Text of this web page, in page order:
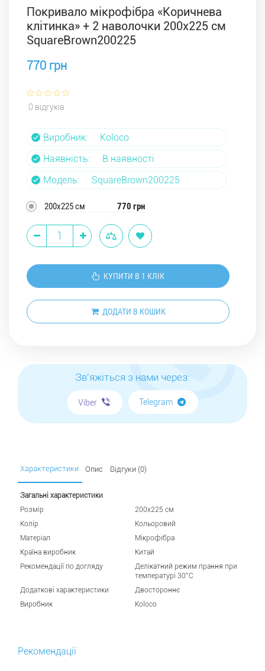
Покривало мікрофібра «Коричнева
клітинка» + 2 наволочки 200х225 см
SquareBrown200225
770 грн
0 відгуків
Виробник:
Koloco
Наявність:
В наявності
Модель:
SquareBrown200225
200х225 см 770 грн
КУПИТИ В 1 КЛІК
ДОДАТИ В КОШИК
Зв'яжіться з нами через:
Viber Telegram
Характеристики Опис Відгуки (0)
Загальні характеристики
Розмір
200х225 см
Колір
Кольоровий
Матеріал
Мікрофібра
Країна виробник
Китай
Рекомендації по догляду
Делікатний режим прання при
температурі 30°С
Додаткові характеристики
Двостороннє
Виробник
Koloco
Рекомендації